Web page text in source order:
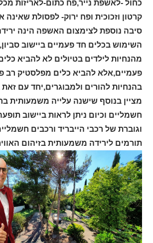
כחול -לאשפת נייר,פח כתום-לאריזות
קרטון וזכוכית ופח ירוק- לפסולת שאינה
סיבה נוספת לצימצום האשפה הינה
השימוש בכלים חד פעמיים ביישוב
מהנחיות לילדים בטיולים לא להביא
פעמיים,אלא להביא כלים מפלסטיק רב
בהנחיות להורים ולמבוגרים,יחד עם זאת
מציין בנוסף שישנה עלייה משמעותית
חשמליים וכיום ניתן לראות ביישוב
וגוברת של רכבי הייבריד ורכבים
תורמים לירידה משמעותית בזיהום